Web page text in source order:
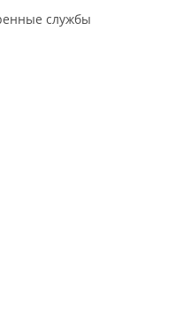
службы